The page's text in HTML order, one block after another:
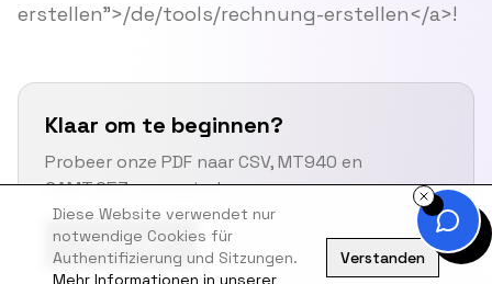
erstellen">/de/tools/rechnung-erstellen</a>!
Klaar om te beginnen?
Probeer onze PDF naar CSV, MT940 en
CAMT.053 converter!
Probeer Nu
Diese Website verwendet nur
notwendige Cookies für
Authentifizierung und Sitzungen.
Mehr Informationen in unserer
Verstanden